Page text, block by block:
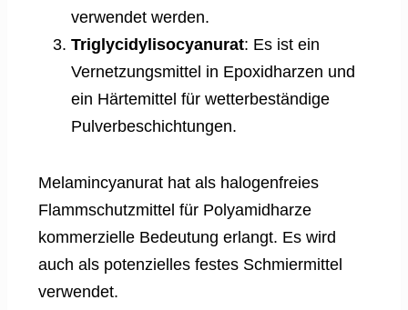
verwendet werden.
Triglycidylisocyanurat: Es ist ein
Vernetzungsmittel in Epoxidharzen und
ein Härtemittel für wetterbeständige
Pulverbeschichtungen.
Melamincyanurat hat als halogenfreies
Flammschutzmittel für Polyamidharze
kommerzielle Bedeutung erlangt. Es wird
auch als potenzielles festes Schmiermittel
verwendet.